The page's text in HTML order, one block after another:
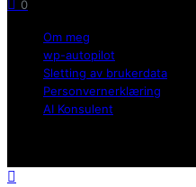
0
Om meg
wp-autopilot
Sletting av brukerdata
Personvernerklæring
AI Konsulent